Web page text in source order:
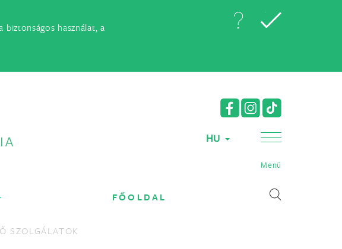
használat, a
HU
Menü
FŐOLDAL
SZOLGÁLATOK